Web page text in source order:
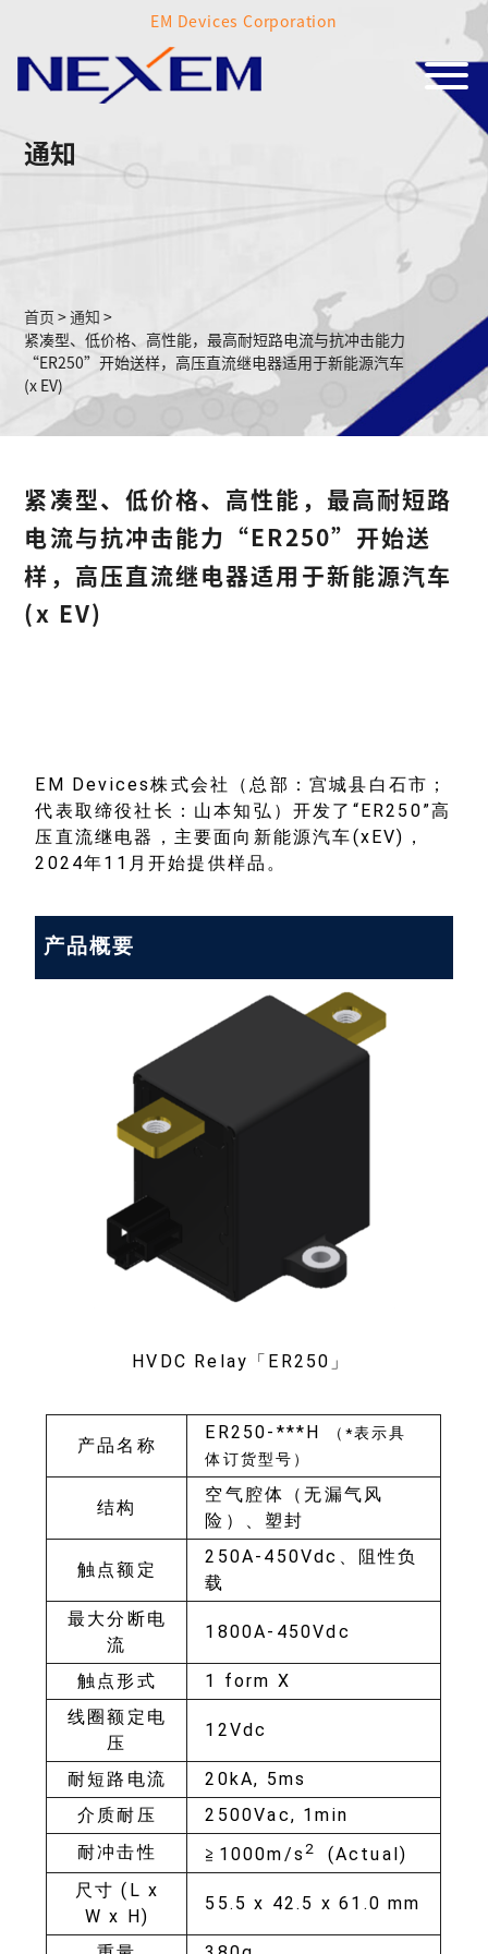
EM Devices Corporation
通知
首页 >通知 >
紧凑型、低价格、高性能，最高耐短路电流与抗冲击能力
“ER250”开始送样，高压直流继电器适用于新能源汽车
(x EV)
紧凑型、低价格、高性能，最高耐短路
电流与抗冲击能力“ER250”开始送
样，高压直流继电器适用于新能源汽车
(x EV)
EM Devices株式会社（总部：宫城县白石市；
代表取缔役社长：山本知弘）开发了“ER250”高
压直流继电器，主要面向新能源汽车(xEV)，
2024年11月开始提供样品。
产品概要
HVDC Relay「ER250」
产品名称
ER250-***H
（*表示具
体订货型号）
结构
空气腔体（无漏气风
险）、塑封
触点额定
250A-450Vdc、阻性负
载
最大分断电
流
1800A-450Vdc
触点形式
1 form X
线圈额定电
压
12Vdc
耐短路电流
20kA, 5ms
介质耐压
2500Vac, 1min
耐冲击性
≧1000m/s2
(Actual)
尺寸 (L x
W x H)
55.5 x 42.5 x 61.0 mm